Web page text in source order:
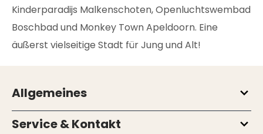
Kinderparadijs Malkenschoten, Openluchtswembad
Boschbad und Monkey Town Apeldoorn. Eine
äußerst vielseitige Stadt für Jung und Alt!
Allgemeines
Service & Kontakt